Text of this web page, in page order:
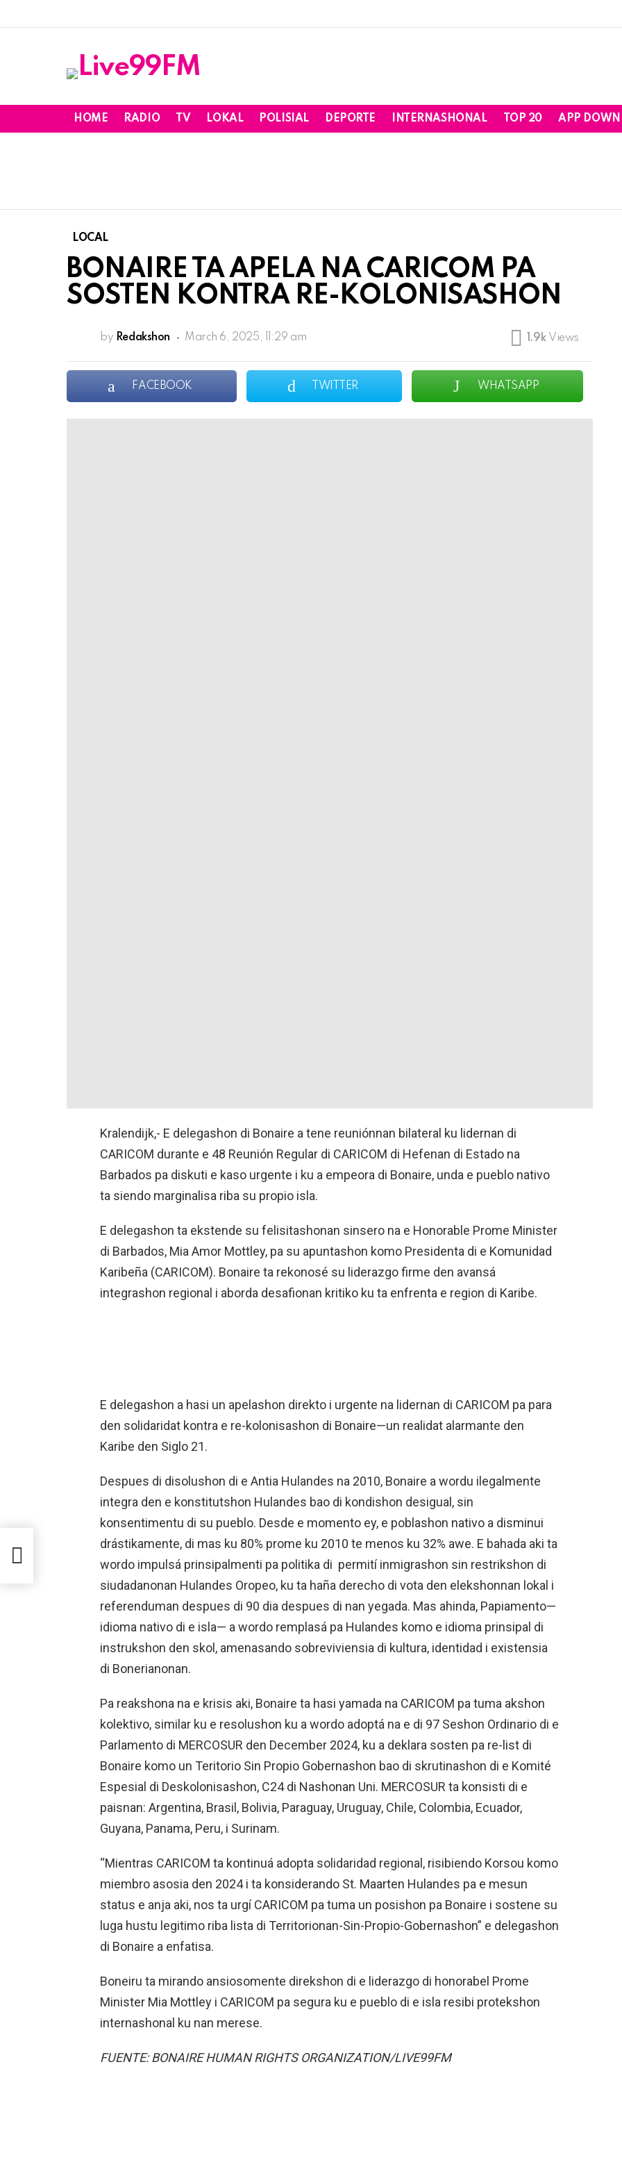
HOME RADIO TV LOKAL POLISIAL DEPORTE INTERNASHONAL TOP 20 APP
LOCAL
BONAIRE TA APELA NA CARICOM PA
SOSTEN KONTRA RE-KOLONISASHON
by Redakshon March 6, 2025, 11:29 am 1.9k Views
FACEBOOK TWITTER WHATSAPP
Kralendijk,- E delegashon di Bonaire a tene reuniónnan bilateral ku lidernan di
CARICOM durante e 48 Reunión Regular di CARICOM di Hefenan di Estado na
Barbados pa diskuti e kaso urgente i ku a empeora di Bonaire, unda e pueblo nativo
ta siendo marginalisa riba su propio isla.
E delegashon ta ekstende su felisitashonan sinsero na e Honorable Prome Minister
di Barbados, Mia Amor Mottley, pa su apuntashon komo Presidenta di e Komunidad
Karibeña (CARICOM). Bonaire ta rekonosé su liderazgo firme den avansá
integrashon regional i aborda desafionan kritiko ku ta enfrenta e region di Karibe.
E delegashon a hasi un apelashon direkto i urgente na lidernan di CARICOM pa para
den solidaridat kontra e re-kolonisashon di Bonaire—un realidat alarmante den
Karibe den Siglo 21.
Despues di disolushon di e Antia Hulandes na 2010, Bonaire a wordu ilegalmente
integra den e konstitutshon Hulandes bao di kondishon desigual, sin
konsentimentu di su pueblo. Desde e momento ey, e poblashon nativo a disminui
drástikamente, di mas ku 80% prome ku 2010 te menos ku 32% awe. E bahada aki ta
wordo impulsá prinsipalmenti pa politika di permití inmigrashon sin restrikshon di
siudadanonan Hulandes Oropeo, ku ta haña derecho di vota den elekshonnan lokal i
referenduman despues di 90 dia despues di nan yegada. Mas ahinda, Papiamento—
idioma nativo di e isla— a wordo remplasá pa Hulandes komo e idioma prinsipal di
instrukshon den skol, amenasando sobreviviensia di kultura, identidad i existensia
di Bonerianonan.
Pa reakshona na e krisis aki, Bonaire ta hasi yamada na CARICOM pa tuma akshon
kolektivo, similar ku e resolushon ku a wordo adoptá na e di 97 Seshon Ordinario di e
Parlamento di MERCOSUR den December 2024, ku a deklara sosten pa re-list di
Bonaire komo un Teritorio Sin Propio Gobernashon bao di skrutinashon di e Komité
Espesial di Deskolonisashon, C24 di Nashonan Uni. MERCOSUR ta konsisti di e
paisnan: Argentina, Brasil, Bolivia, Paraguay, Uruguay, Chile, Colombia, Ecuador,
Guyana, Panama, Peru, i Surinam.
“Mientras CARICOM ta kontinuá adopta solidaridad regional, risibiendo Korsou komo
miembro asosia den 2024 i ta konsiderando St. Maarten Hulandes pa e mesun
status e anja aki, nos ta urgí CARICOM pa tuma un posishon pa Bonaire i sostene su
luga hustu legitimo riba lista di Territorionan-Sin-Propio-Gobernashon” e delegashon
di Bonaire a enfatisa.
Boneiru ta mirando ansiosomente direkshon di e liderazgo di honorabel Prome
Minister Mia Mottley i CARICOM pa segura ku e pueblo di e isla resibi protekshon
internashonal ku nan merese.
FUENTE: BONAIRE HUMAN RIGHTS ORGANIZATION/LIVE99FM